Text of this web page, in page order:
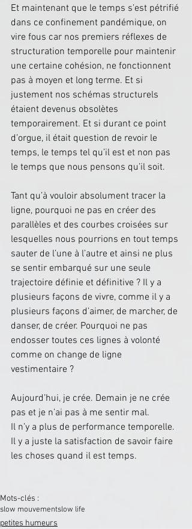
Et maintenant que le temps s’est pétrifié
dans ce confinement pandémique, on
vire fous car nos premiers réflexes de
structuration temporelle pour maintenir
une certaine cohésion, ne fonctionnent
pas à moyen et long terme. Et si
justement nos schémas structurels
étaient devenus obsolètes
temporairement. Et si durant ce point
d’orgue, il était question de revoir le
temps, le temps tel qu’il est et non pas
le temps que nous pensons qu’il soit.
Tant qu’à vouloir absolument tracer la
ligne, pourquoi ne pas en créer des
parallèles et des courbes croisées sur
lesquelles nous pourrions en tout temps
sauter de l’une à l’autre et ainsi ne plus
se sentir embarqué sur une seule
trajectoire définie et définitive ? Il y a
plusieurs façons de vivre, comme il y a
plusieurs façons d’aimer, de marcher, de
danser, de créer. Pourquoi ne pas
endosser toutes ces lignes à volonté
comme on change de ligne
vestimentaire ?
Aujourd’hui, je crée. Demain je ne crée
pas et je n’ai pas à me sentir mal.
Il n’y a plus de performance temporelle.
Il y a juste la satisfaction de savoir faire
les choses quand il est temps.
Mots-clés :
slow mouvementslow life
petites humeurs